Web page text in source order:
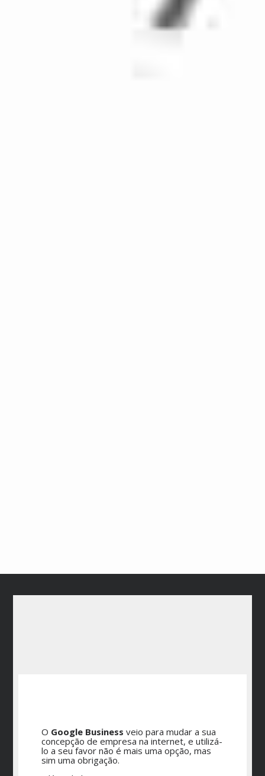
O Google Business veio para mudar a sua
concepção de empresa na internet, e utilizá-
lo a seu favor não é mais uma opção, mas
sim uma obrigação.